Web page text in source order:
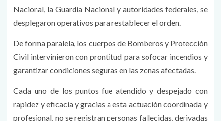
Nacional, la Guardia Nacional y autoridades federales, se
desplegaron operativos para restablecer el orden.
De forma paralela, los cuerpos de Bomberos y Protección
Civil intervinieron con prontitud para sofocar incendios y
garantizar condiciones seguras en las zonas afectadas.
Cada uno de los puntos fue atendido y despejado con
rapidez y eficacia y gracias a esta actuación coordinada y
profesional, no se registran personas fallecidas, derivadas